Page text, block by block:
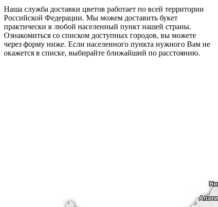
Наша служба доставки цветов работает по всей территории
Российской Федерации. Мы можем доставить букет
практически в любой населенный пункт нашей страны.
Ознакомиться со списком доступных городов, вы можете
через форму ниже. Если населенного пункта нужного Вам не
окажется в списке, выбирайте ближайший по расстоянию.